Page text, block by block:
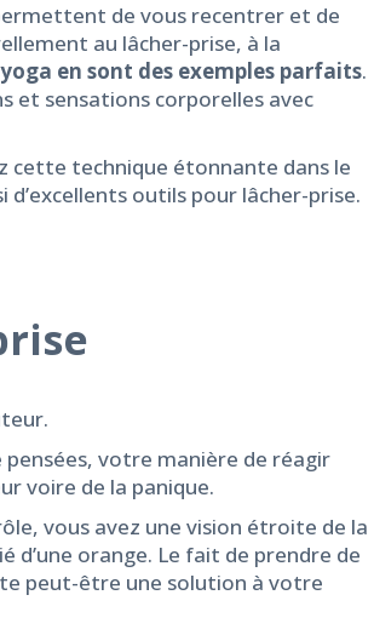
de vous recentrer et de
au lâcher-prise, à la
en sont des exemples parfaits.
et sensations corporelles avec
cette technique étonnante dans le
outils pour lâcher-prise.
pensées, votre manière de réagir
voire de la panique.
vous avez une vision étroite de la
d’une orange. Le fait de prendre de
peut-être une solution à votre